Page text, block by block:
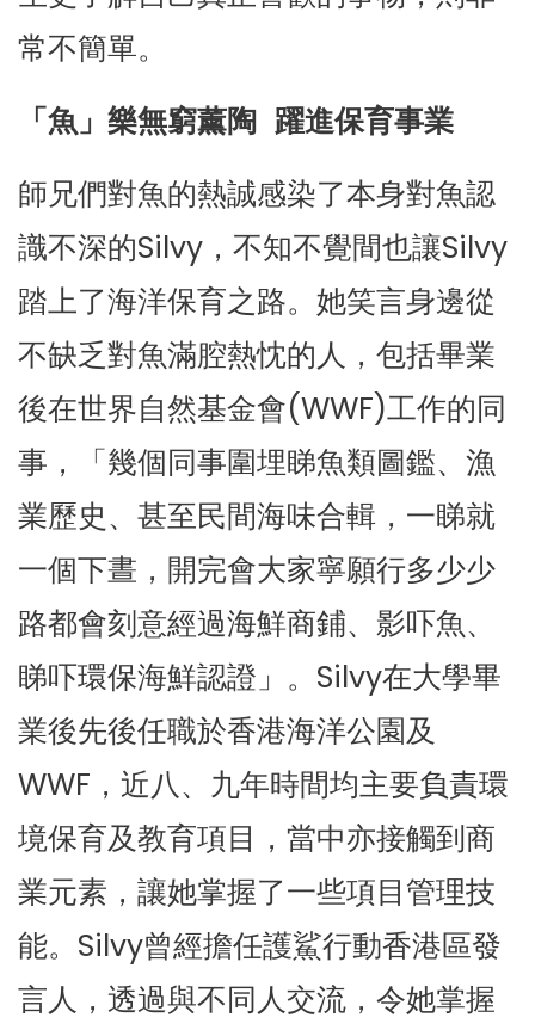
常不簡單。
「魚」樂無窮薰陶 躍進保育事業
師兄們對魚的熱誠感染了本身對魚認
識不深的Silvy，不知不覺間也讓Silvy
踏上了海洋保育之路。她笑言身邊從
不缺乏對魚滿腔熱忱的人，包括畢業
後在世界自然基金會(WWF)工作的同
事，「幾個同事圍埋睇魚類圖鑑、漁
業歷史、甚至民間海味合輯，一睇就
一個下晝，開完會大家寧願行多少少
路都會刻意經過海鮮商鋪、影吓魚、
睇吓環保海鮮認證」。Silvy在大學畢
業後先後任職於香港海洋公園及
WWF，近八、九年時間均主要負責環
境保育及教育項目，當中亦接觸到商
業元素，讓她掌握了一些項目管理技
能。Silvy曾經擔任護鯊行動香港區發
言人，透過與不同人交流，令她掌握